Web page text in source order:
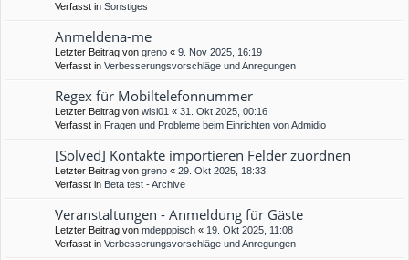
Verfasst in Sonstiges
Anmeldena-me
Letzter Beitrag von greno « 9. Nov 2025, 16:19
Verfasst in Verbesserungsvorschläge und Anregungen
Regex für Mobiltelefonnummer
Letzter Beitrag von wisi01 « 31. Okt 2025, 00:16
Verfasst in Fragen und Probleme beim Einrichten von Admidio
[Solved] Kontakte importieren Felder zuordnen
Letzter Beitrag von greno « 29. Okt 2025, 18:33
Verfasst in Beta test - Archive
Veranstaltungen - Anmeldung für Gäste
Letzter Beitrag von mdepppisch « 19. Okt 2025, 11:08
Verfasst in Verbesserungsvorschläge und Anregungen